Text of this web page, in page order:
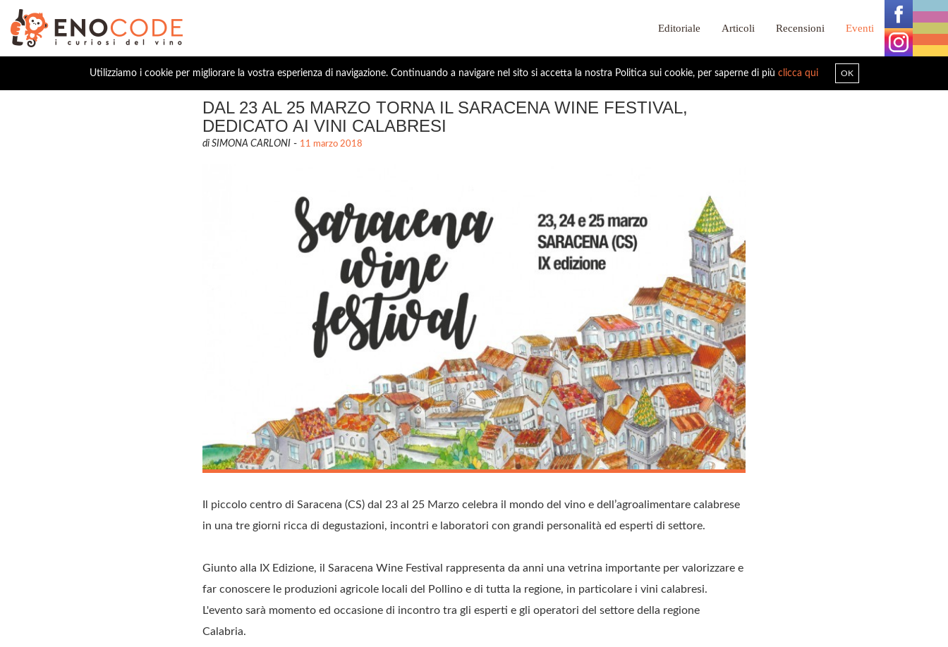
Utilizziamo i cookie per migliorare la vostra esperienza di navigazione. Continuando a navigare nel sito si accetta la nostra Politica sui cookie, per saperne di più clicca qui OK
Editoriale Articoli Recensioni Eventi
DAL 23 AL 25 MARZO TORNA IL SARACENA WINE FESTIVAL,
DEDICATO AI VINI CALABRESI
di SIMONA CARLONI - 11 marzo 2018
Il piccolo centro di Saracena (CS) dal 23 al 25 Marzo celebra il mondo del vino e dell’agroalimentare calabrese
in una tre giorni ricca di degustazioni, incontri e laboratori con grandi personalità ed esperti di settore.
Giunto alla IX Edizione, il Saracena Wine Festival rappresenta da anni una vetrina importante per valorizzare e
far conoscere le produzioni agricole locali del Pollino e di tutta la regione, in particolare i vini calabresi.
L'evento sarà momento ed occasione di incontro tra gli esperti e gli operatori del settore della regione
Calabria.